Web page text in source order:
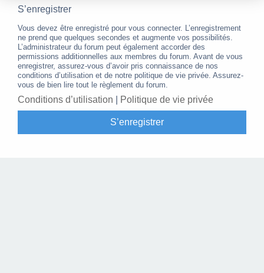
S’enregistrer
Vous devez être enregistré pour vous connecter. L’enregistrement
ne prend que quelques secondes et augmente vos possibilités.
L’administrateur du forum peut également accorder des
permissions additionnelles aux membres du forum. Avant de vous
enregistrer, assurez-vous d’avoir pris connaissance de nos
conditions d’utilisation et de notre politique de vie privée. Assurez-
vous de bien lire tout le règlement du forum.
Conditions d’utilisation Politique de vie privée
S’enregistrer